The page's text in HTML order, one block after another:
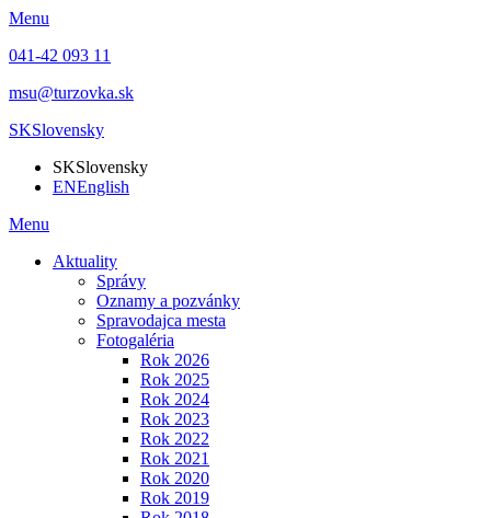
Menu
041-42 093 11
msu@turzovka.sk
SKSlovensky
SKSlovensky
ENEnglish
Menu
Aktuality
Správy
Oznamy a pozvánky
Spravodajca mesta
Fotogaléria
Rok 2026
Rok 2025
Rok 2024
Rok 2023
Rok 2022
Rok 2021
Rok 2020
Rok 2019